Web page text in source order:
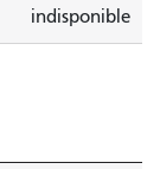
indisponible